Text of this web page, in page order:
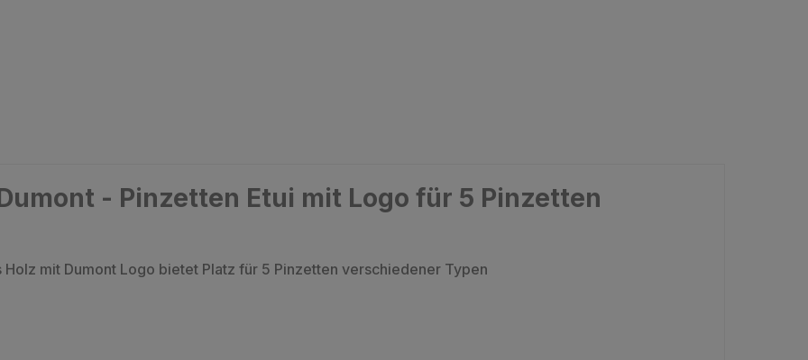
- Pinzetten Etui mit Logo für 5 Pinzetten
mit Dumont Logo bietet Platz für 5 Pinzetten verschiedener Typen